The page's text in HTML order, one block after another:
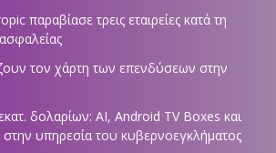
παραβίασε τρεις εταιρείες κατά τη
τον χάρτη των επενδύσεων στην
δολαρίων: AI, Android TV Boxes και
στην υπηρεσία του κυβερνοεγκλήματος